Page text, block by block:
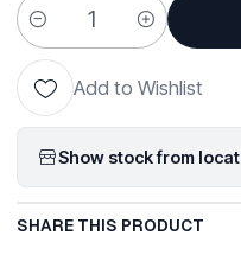
Quantity
Add to Wishlist
Show stock from
SHARE THIS PRODUCT